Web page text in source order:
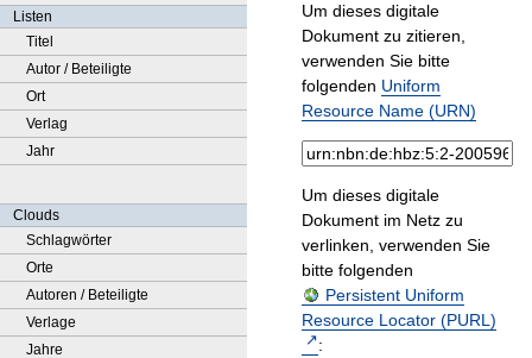
Listen
Titel
Autor / Beteiligte
Ort
Verlag
Jahr
Clouds
Schlagwörter
Orte
Autoren / Beteiligte
Verlage
Jahre
Um dieses digitale
Dokument zu zitieren,
verwenden Sie bitte
folgenden Uniform
Resource Name (URN)
Um dieses digitale
Dokument im Netz zu
verlinken, verwenden Sie
bitte folgenden
Persistent Uniform
Resource Locator (PURL)
: